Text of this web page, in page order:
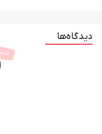
دیدگاه‌ها